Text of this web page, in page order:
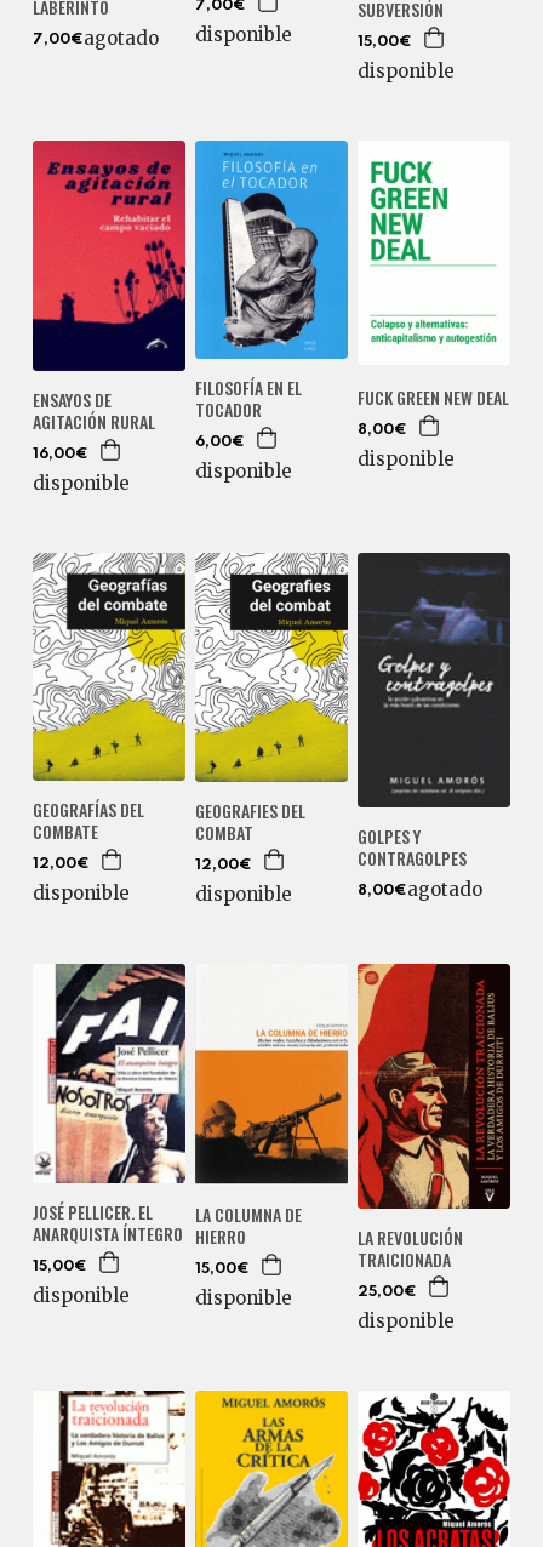
LABERINTO
7,00€agotado
7,00€
disponible
SUBVERSIÓN
15,00€
disponible
ENSAYOS DE
AGITACIÓN RURAL
16,00€
disponible
FILOSOFÍA EN EL
TOCADOR
6,00€
disponible
FUCK GREEN NEW DEAL
8,00€
disponible
GEOGRAFÍAS DEL
COMBATE
12,00€
disponible
GEOGRAFIES DEL
COMBAT
12,00€
disponible
GOLPES Y
CONTRAGOLPES
8,00€agotado
JOSÉ PELLICER. EL
ANARQUISTA ÍNTEGRO
15,00€
disponible
LA COLUMNA DE
HIERRO
15,00€
disponible
LA REVOLUCIÓN
TRAICIONADA
25,00€
disponible